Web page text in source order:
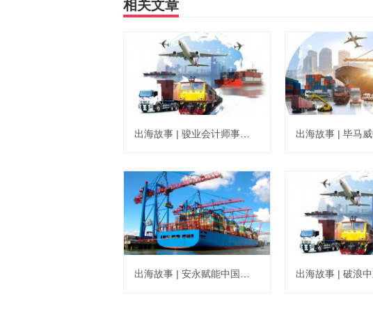
相关文章
出海故事 | 骏业会计师事务所助力公司架构重组的制胜之道